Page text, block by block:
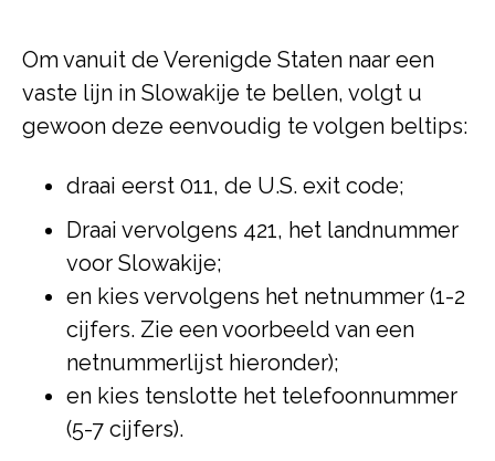
Om vanuit de Verenigde Staten naar een
vaste lijn in Slowakije te bellen, volgt u
gewoon deze eenvoudig te volgen beltips:
draai eerst 011, de U.S. exit code;
Draai vervolgens 421, het landnummer
voor Slowakije;
en kies vervolgens het netnummer (1-2
cijfers. Zie een voorbeeld van een
netnummerlijst hieronder);
en kies tenslotte het telefoonnummer
(5-7 cijfers).